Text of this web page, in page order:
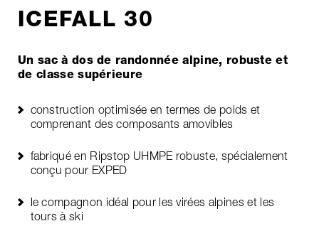
ICEFALL 30
Un sac à dos de randonnée alpine, robuste et
de classe supérieure
construction optimisée en termes de poids et
comprenant des composants amovibles
fabriqué en Ripstop UHMPE robuste, spécialement
conçu pour EXPED
le compagnon idéal pour les virées alpines et les
tours à ski